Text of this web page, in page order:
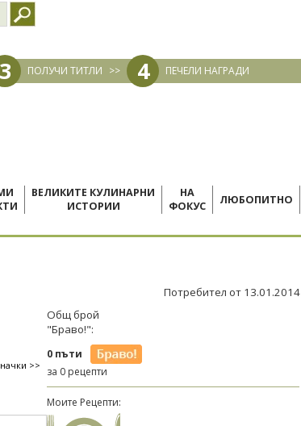
3 ПОЛУЧИ ТИТЛИ >> 4 ПЕЧЕЛИ НАГРАДИ
ВЕЛИКИТЕ КУЛИНАРНИ
ИСТОРИИ
НА
ФОКУС
ЛЮБОПИТНО
Потребител от 13.01.2014
>>
Общ брой
"Браво!":
0 пъти
за 0 рецепти
Моите Рецепти: